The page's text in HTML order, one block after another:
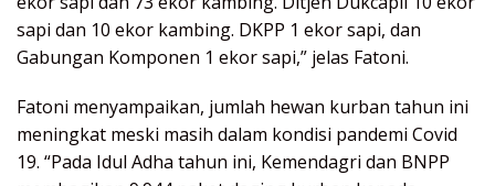
sapi dan 10 ekor kambing. DKPP 1 ekor sapi, dan
Gabungan Komponen 1 ekor sapi,” jelas Fatoni.
Fatoni menyampaikan, jumlah hewan kurban tahun ini
meningkat meski masih dalam kondisi pandemi Covid
19. “Pada Idul Adha tahun ini, Kemendagri dan BNPP